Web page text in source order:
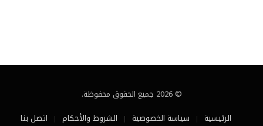
© 2026 جميع الحقوق محفوظة.
الرئيسية
سياسة الخصوصية الشروط والأحكام اتصل بنا